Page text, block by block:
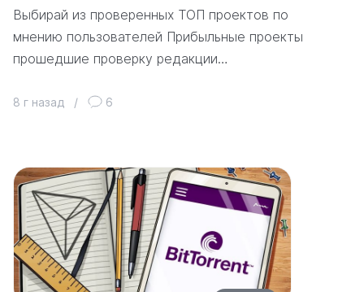
Выбирай из проверенных ТОП проектов по
мнению пользователей Прибыльные проекты
прошедшие проверку редакции…
8 г назад / 6